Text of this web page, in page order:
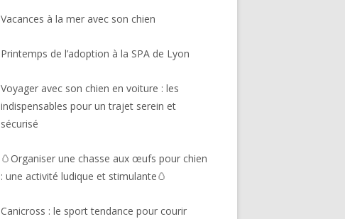
Vacances à la mer avec son chien
Printemps de l’adoption à la SPA de Lyon
Voyager avec son chien en voiture : les
indispensables pour un trajet serein et
sécurisé
🥚Organiser une chasse aux œufs pour chien
: une activité ludique et stimulante🥚
Canicross : le sport tendance pour courir